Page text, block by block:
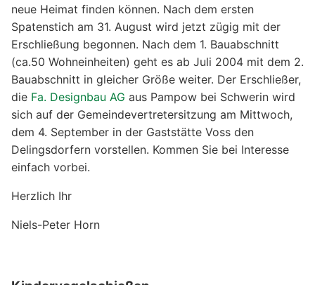
neue Heimat finden können. Nach dem ersten
Spatenstich am 31. August wird jetzt zügig mit der
Erschließung begonnen. Nach dem 1. Bauabschnitt
(ca.50 Wohneinheiten) geht es ab Juli 2004 mit dem 2.
Bauabschnitt in gleicher Größe weiter. Der Erschließer,
die Fa. Designbau AG aus Pampow bei Schwerin wird
sich auf der Gemeindevertretersitzung am Mittwoch,
dem 4. September in der Gaststätte Voss den
Delingsdorfern vorstellen. Kommen Sie bei Interesse
einfach vorbei.
Herzlich Ihr
Niels-Peter Horn